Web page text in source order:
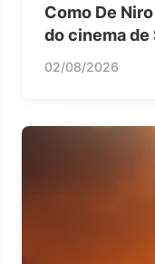
Como De
do cinema de
02/08/2026